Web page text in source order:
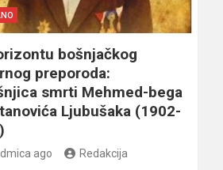
bošnjačkog
preporoda:
smrti Mehmed-bega
Ljubušaka (1902-
ago Redakcija